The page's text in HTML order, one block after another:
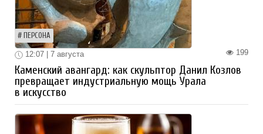
ПЕРСОНА
199
12:07 | 7 августа
Каменский авангард: как скульптор Данил Козлов
превращает индустриальную мощь Урала
в искусство